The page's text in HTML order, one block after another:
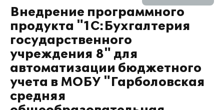
Внедрение программного
продукта "1С:Бухгалтерия
государственного
учреждения 8" для
автоматизации бюджетного
учета в МОБУ "Гарболовская
средняя